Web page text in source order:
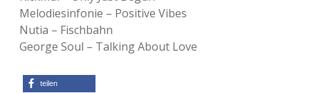
Melodiesinfonie – Positive Vibes
Nutia – Fischbahn
George Soul – Talking About Love
teilen